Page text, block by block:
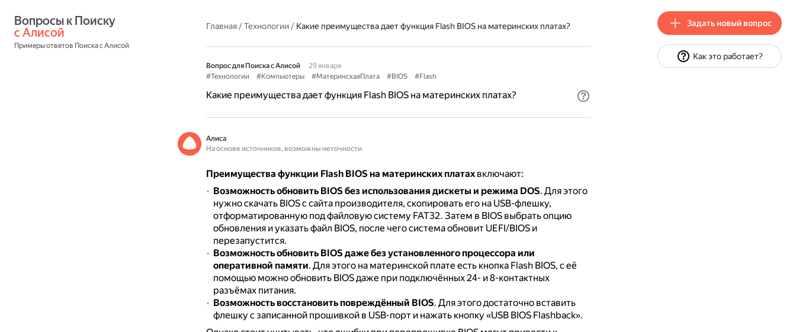
с Алисой
Примеры ответов Поиска с Алисой
Главная/Технологии/ Какие преимущества дает функция Flash BIOS на материнских платах?
Вопрос для Поиска с Алисой
29 января
#Технологии
#Компьютеры #МатеринскаяПлата #BIOS #Flash
Какие преимущества дает функция Flash BIOS на материнских платах?
Алиса
На основе источников, возможны неточности
Преимущества функции Flash BIOS на материнских платахвключают:
Возможность обновить BIOS без использования дискеты и режима DOS. Для этого
нужно скачать BIOS с сайта производителя, скопировать его на USB-флешку,
отформатированную под файловую систему FAT32. Затем в BIOS выбрать опцию
обновления и указать файл BIOS, после чего система обновит UEFI/BIOS и
перезапустится.
Возможность обновить BIOS даже без установленного процессора или
оперативной памяти. Для этого на материнской плате есть кнопка Flash BIOS, с её
помощью можно обновить BIOS даже при подключённых 24- и 8-контактных
разъёмах питания.
Возможность восстановить повреждённый BIOS. Для этого достаточно вставить
флешку с записанной прошивкой в USB-порт и нажать кнопку «USB BIOS Flashback».
Задать новый вопрос
Как это работает?